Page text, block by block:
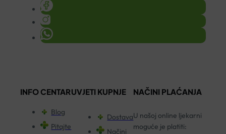
INFO CENTAR
Blog
Pitajte
UVJETI KUPNJE
Dostava
Načini
NAČINI PLAĆANJA
U našoj online ljekarni
moguće je platiti: